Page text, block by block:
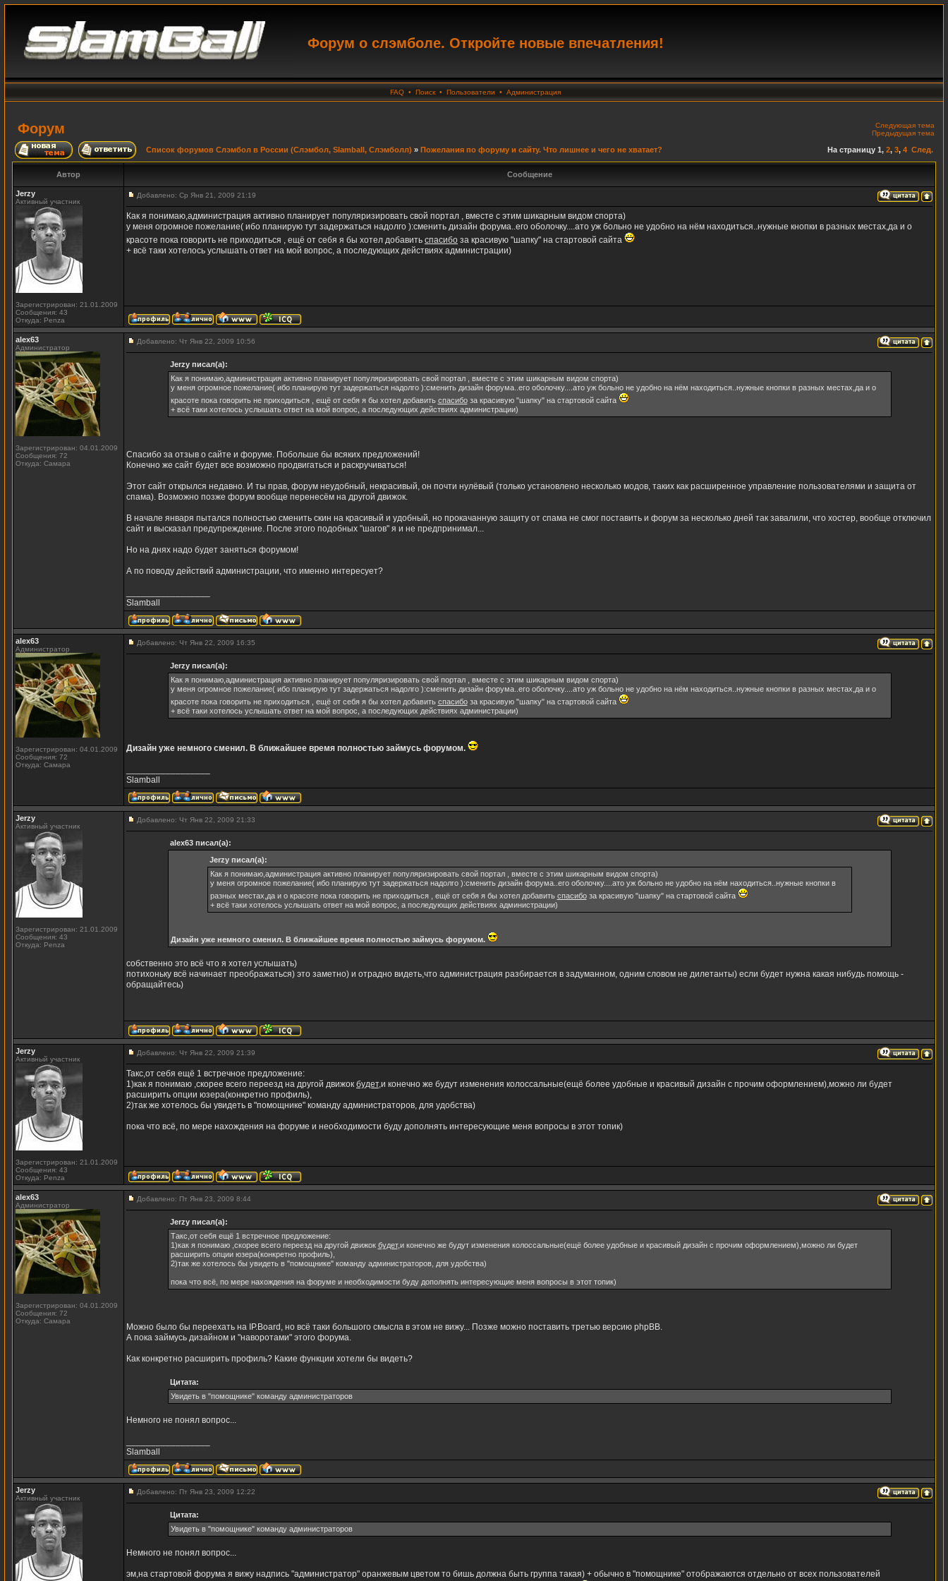
Форум о слэмболе. Откройте новые впечатления!
FAQ• Поиск• Пользователи • Администрация
Форум
Следующая тема
Предыдущая тема
Список форумов Слэмбол в России (Слэмбол, Slamball, Слэмболл) » Пожелания по форуму и сайту. Что лишнее и чего не хватает? На страницу 1, 2, 3, 4 След.
Автор Сообщение
Jerzy
Активный участник
Зарегистрирован: 21.01.2009
Сообщения: 43
Откуда: Penza
Добавлено: Ср Янв 21, 2009 21:19
Как я понимаю,администрация активно планирует популяризировать свой портал , вместе с этим шикарным видом спорта)
у меня огромное пожелание( ибо планирую тут задержаться надолго ):сменить дизайн форума..его оболочку....ато уж больно не удобно на нём находиться..нужные кнопки в разных местах,да и о
красоте пока говорить не приходиться , ещё от себя я бы хотел добавить спасибо за красивую "шапку" на стартовой сайта
+ всё таки хотелось услышать ответ на мой вопрос, а последующих действиях администрации)
alex63
Администратор
Зарегистрирован: 04.01.2009
Сообщения: 72
Откуда: Самара
Добавлено: Чт Янв 22, 2009 10:56
Jerzy писал(а):
Как я понимаю,администрация активно планирует популяризировать свой портал , вместе с этим шикарным видом спорта)
у меня огромное пожелание( ибо планирую тут задержаться надолго ):сменить дизайн форума..его оболочку....ато уж больно не удобно на нём находиться..нужные кнопки в разных местах,да и о
красоте пока говорить не приходиться , ещё от себя я бы хотел добавить спасибоза красивую "шапку" на стартовой сайта
+ всё таки хотелось услышать ответ на мой вопрос, а последующих действиях администрации)
Спасибо за отзыв о сайте и форуме. Побольше бы всяких предложений!
Конечно же сайт будет все возможно продвигаться и раскручиваться!
Этот сайт открылся недавно. И ты прав, форум неудобный, некрасивый, он почти нулёвый (только установлено несколько модов, таких как расширенное управление пользователями и защита от
спама). Возможно позже форум вообще перенесём на другой движок.
В начале января пытался полностью сменить скин на красивый и удобный, но прокачанную защиту от спама не смог поставить и форум за несколько дней так завалили, что хостер, вообще отключил
сайт и высказал предупреждение. После этого подобных "шагов" я и не предпринимал...
Но на днях надо будет заняться форумом!
А по поводу действий администрации, что именно интересует?
Slamball
alex63
Администратор
Зарегистрирован: 04.01.2009
Сообщения: 72
Откуда: Самара
Добавлено: Чт Янв 22, 2009 16:35
Jerzy писал(а):
Как я понимаю,администрация активно планирует популяризировать свой портал , вместе с этим шикарным видом спорта)
у меня огромное пожелание( ибо планирую тут задержаться надолго ):сменить дизайн форума..его оболочку....ато уж больно не удобно на нём находиться..нужные кнопки в разных местах,да и о
красоте пока говорить не приходиться , ещё от себя я бы хотел добавить спасибоза красивую "шапку" на стартовой сайта
+ всё таки хотелось услышать ответ на мой вопрос, а последующих действиях администрации)
Дизайн уже немного сменил. В ближайшее время полностью займусь форумом.
Slamball
Jerzy
Активный участник
Зарегистрирован: 21.01.2009
Сообщения: 43
Откуда: Penza
Добавлено: Чт Янв 22, 2009 21:33
alex63 писал(а):
Jerzy писал(а):
Как я понимаю,администрация активно планирует популяризировать свой портал , вместе с этим шикарным видом спорта)
у меня огромное пожелание( ибо планирую тут задержаться надолго ):сменить дизайн форума..его оболочку....ато уж больно не удобно на нём находиться..нужные кнопки в
разных местах,да и о красоте пока говорить не приходиться , ещё от себя я бы хотел добавить спасибоза красивую "шапку" на стартовой сайта
+ всё таки хотелось услышать ответ на мой вопрос, а последующих действиях администрации)
Дизайн уже немного сменил. В ближайшее время полностью займусь форумом.
cобственно это всё что я хотел услышать)
потихоньку всё начинает преображаться) это заметно) и отрадно видеть,что администрация разбирается в задуманном, одним словом не дилетанты) если будет нужна какая нибудь помощь -
обращайтесь)
Jerzy
Активный участник
Зарегистрирован: 21.01.2009
Сообщения: 43
Откуда: Penza
Добавлено: Чт Янв 22, 2009 21:39
Такс,от себя ещё 1 встречное предложение:
1)как я понимаю ,скорее всего переезд на другой движок будет,и конечно же будут изменения колоссальные(ещё более удобные и красивый дизайн с прочим оформлением),можно ли будет
расширить опции юзера(конкретно профиль),
2)так же хотелось бы увидеть в "помощнике" команду администраторов, для удобства)
пока что всё, по мере нахождения на форуме и необходимости буду дополнять интересующие меня вопросы в этот топик)
alex63
Администратор
Зарегистрирован: 04.01.2009
Сообщения: 72
Откуда: Самара
Добавлено: Пт Янв 23, 2009 8:44
Jerzy писал(а):
Такс,от себя ещё 1 встречное предложение:
1)как я понимаю ,скорее всего переезд на другой движок будет,и конечно же будут изменения колоссальные(ещё более удобные и красивый дизайн с прочим оформлением),можно ли будет
расширить опции юзера(конкретно профиль),
2)так же хотелось бы увидеть в "помощнике" команду администраторов, для удобства)
пока что всё, по мере нахождения на форуме и необходимости буду дополнять интересующие меня вопросы в этот топик)
Можно было бы переехать на IP.Board, но всё таки большого смысла в этом не вижу... Позже можно поставить третью версию phpBB.
А пока займусь дизайном и "наворотами" этого форума.
Как конкретно расширить профиль? Какие функции хотели бы видеть?
Цитата:
Увидеть в "помощнике" команду администраторов
Немного не понял вопрос...
Slamball
Jerzy
Активный участник
Добавлено: Пт Янв 23, 2009 12:22
Цитата:
Увидеть в "помощнике" команду администраторов
Немного не понял вопрос...
эм,на стартовой форума я вижу надпись "администратор" оранжевым цветом то бишь должна быть группа такая) + обычно в "помощнике" отображаются отдельно от всех пользователей